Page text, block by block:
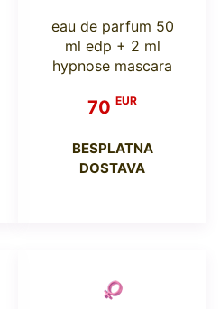
eau de parfum 50
ml edp + 2 ml
hypnose mascara
70 EUR
BESPLATNA
DOSTAVA